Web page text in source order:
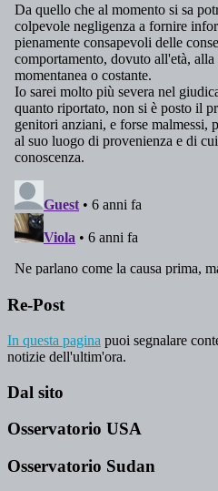
Re-Post
In questa pagina puoi segnalare
notizie dell'ultim'ora.
Dal sito
Osservatorio USA
Osservatorio Sudan